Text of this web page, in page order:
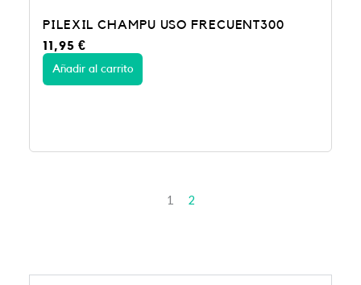
PILEXIL CHAMPU USO FRECUENT300
11,95€
Añadir al carrito
1 2